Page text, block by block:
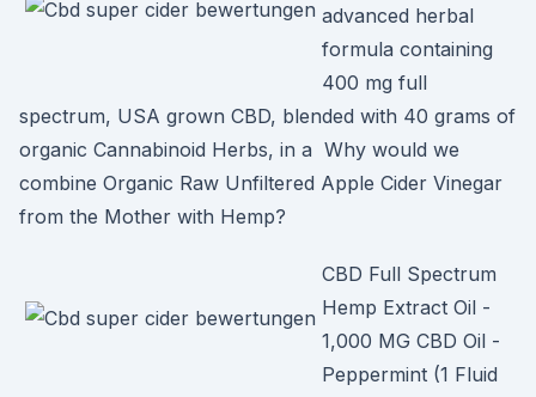
advanced herbal
formula containing
400 mg full
spectrum, USA grown CBD, blended with 40 grams of
organic Cannabinoid Herbs, in a Why would we
combine Organic Raw Unfiltered Apple Cider Vinegar
from the Mother with Hemp?
CBD Full Spectrum
Hemp Extract Oil -
1,000 MG CBD Oil -
Peppermint (1 Fluid